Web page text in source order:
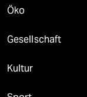
Öko
Gesellschaft
Kultur